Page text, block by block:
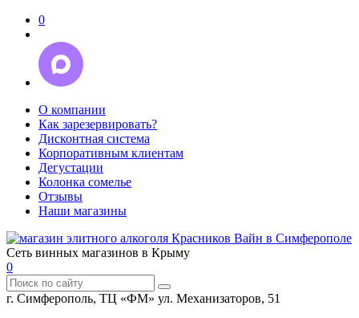
0
О компании
Как зарезервировать?
Дисконтная система
Корпоративным клиентам
Дегустации
Колонка сомелье
Отзывы
Наши магазины
Сеть винных магазинов в Крыму
0
г. Симферополь, ТЦ «ФМ» ул. Механизаторов, 51